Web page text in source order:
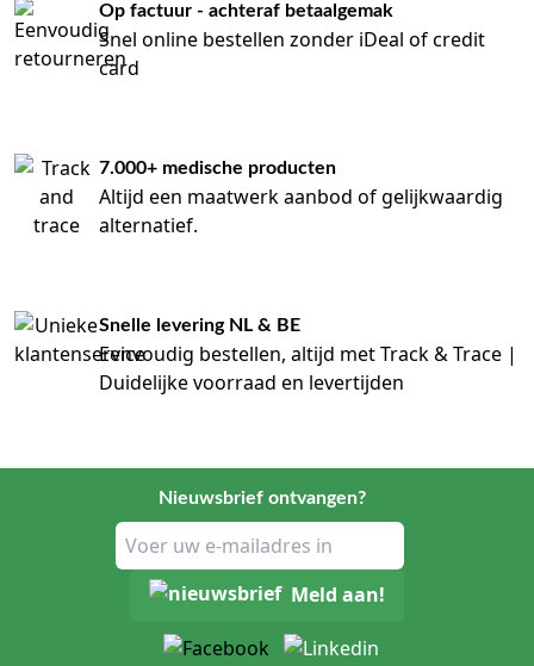
Op factuur - achteraf betaalgemak
Snel online bestellen zonder iDeal of credit
card
7.000+ medische producten
Altijd een maatwerk aanbod of gelijkwaardig
alternatief.
Snelle levering NL & BE
Eenvoudig bestellen, altijd met Track & Trace |
Duidelijke voorraad en levertijden
Nieuwsbrief ontvangen?
Meld aan!